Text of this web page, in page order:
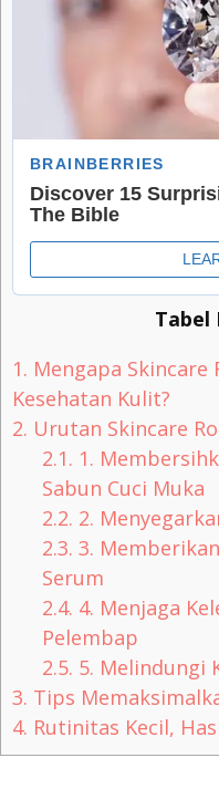
Tabel
1. Mengapa
Kesehatan Kulit?
2. Urutan Skincare
2.1. 1.
Sabun Cuci Muka
2.2. 2.
2.3. 3.
Serum
2.4. 4. Menjaga
Pelembap
2.5. 5. Melindungi
3. Tips
4. Rutinitas Kecil,